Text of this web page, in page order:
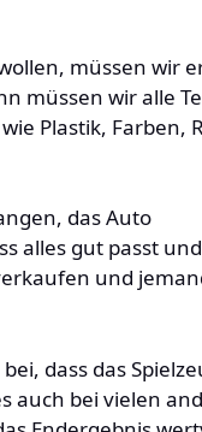
müssen wir
müssen wir alle
Plastik, Farben,
das Auto
alles gut passt
und
dass das
auch bei vielen